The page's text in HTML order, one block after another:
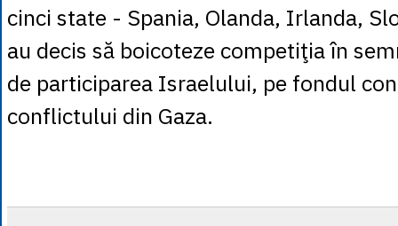
cinci state - Spania, Olanda, Irlanda,
au decis să boicoteze competiţia în
de participarea Israelului, pe fondul
conflictului din Gaza.